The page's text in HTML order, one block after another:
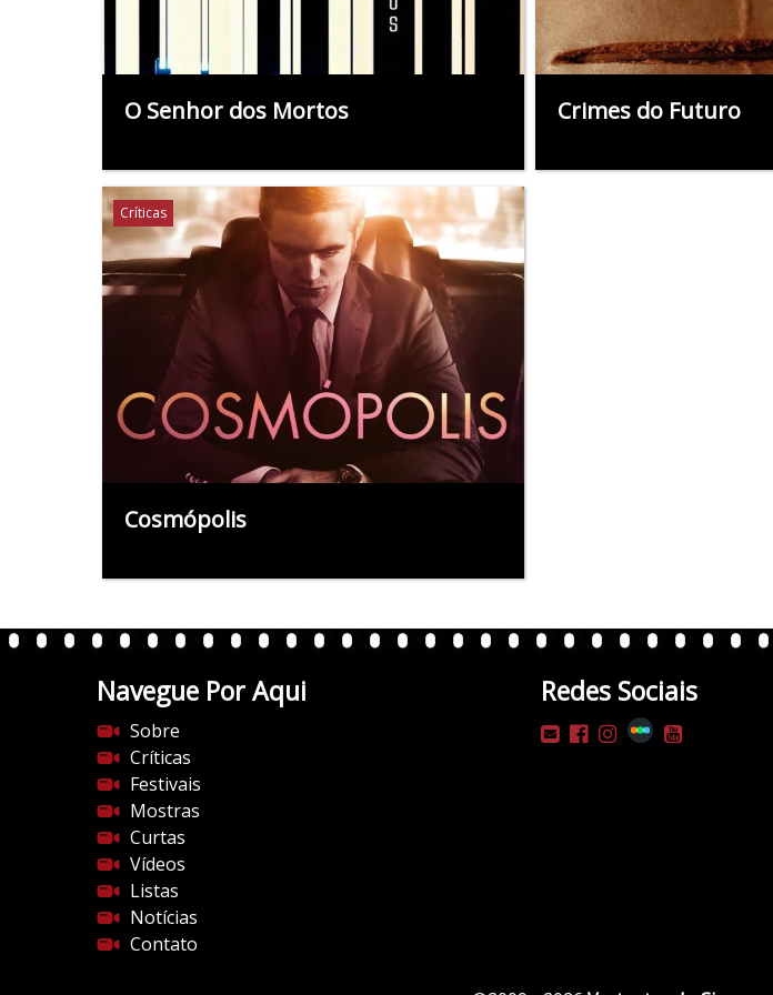
O Senhor dos Mortos Crimes do Futuro
Críticas
Cosmópolis
Navegue Por Aqui
Sobre
Críticas
Festivais
Mostras
Curtas
Vídeos
Listas
Notícias
Contato
Redes Sociais